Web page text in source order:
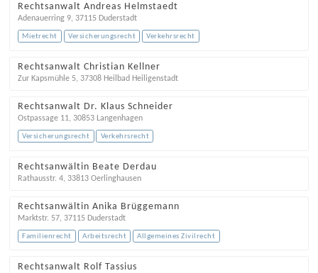
Rechtsanwalt Andreas Helmstaedt
Adenauerring 9, 37115 Duderstadt
Mietrecht Versicherungsrecht Verkehrsrecht
Rechtsanwalt Christian Kellner
Zur Kapsmühle 5, 37308 Heilbad Heiligenstadt
Rechtsanwalt Dr. Klaus Schneider
Ostpassage 11, 30853 Langenhagen
Versicherungsrecht Verkehrsrecht
Rechtsanwältin Beate Derdau
Rathausstr. 4, 33813 Oerlinghausen
Rechtsanwältin Anika Brüggemann
Marktstr. 57, 37115 Duderstadt
Familienrecht Arbeitsrecht Allgemeines Zivilrecht
Rechtsanwalt Rolf Tassius